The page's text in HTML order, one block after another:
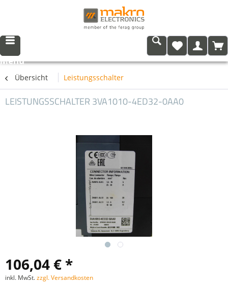
Menü
Übersicht Leistungsschalter
LEISTUNGSSCHALTER 3VA1010-4ED32-0AA0
106,04 € *
inkl. MwSt.zzgl. Versandkosten